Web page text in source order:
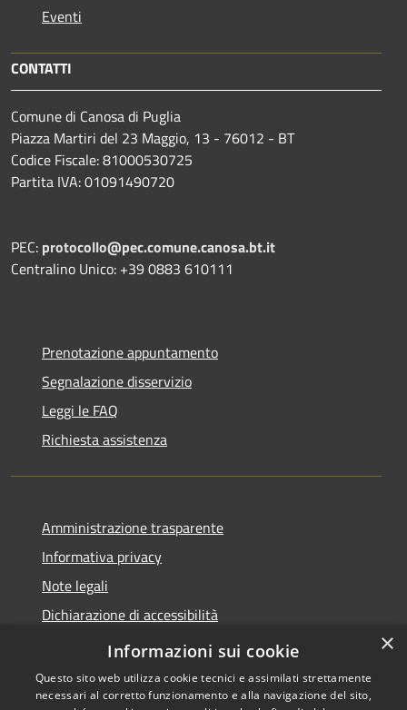
Eventi
CONTATTI
Comune di Canosa di Puglia
Piazza Martiri del 23 Maggio, 13 - 76012 - BT
Codice Fiscale: 81000530725
Partita IVA: 01091490720
PEC: protocollo@pec.comune.canosa.bt.it
Centralino Unico: +39 0883 610111
Prenotazione appuntamento
Segnalazione disservizio
Leggi le FAQ
Richiesta assistenza
Amministrazione trasparente
Informativa privacy
Note legali
Dichiarazione di accessibilità
WhistleblowingPA
×
Informazioni sui cookie
Questo sito web utilizza cookie tecnici e assimilati strettamente
necessari al corretto funzionamento e alla navigazione del sito,